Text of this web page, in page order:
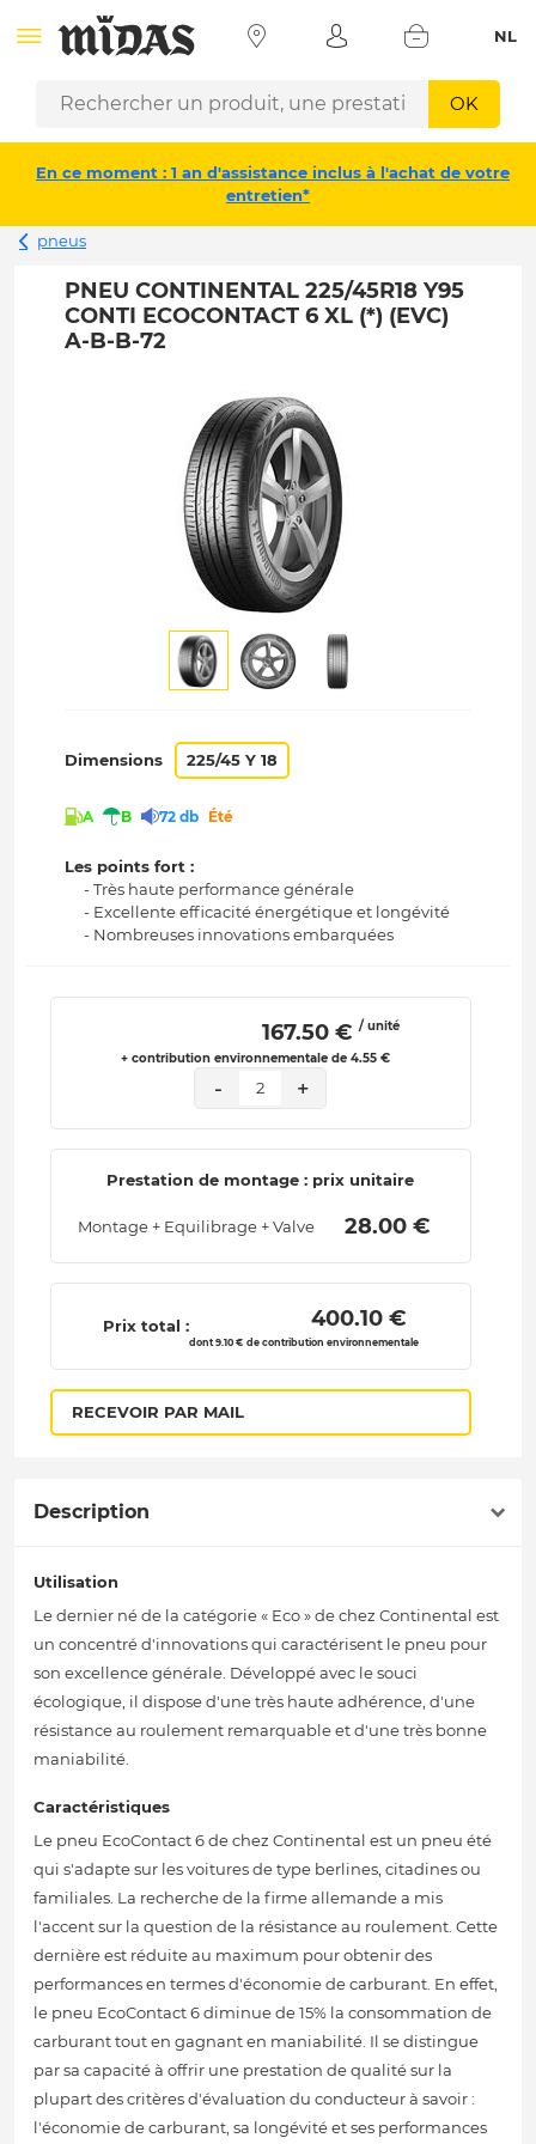
NL
OK
En ce moment : 1 an d'assistance inclus à l'achat de votre
entretien*
pneus
PNEU CONTINENTAL 225/45R18 Y95
CONTI ECOCONTACT 6 XL (*) (EVC)
A-B-B-72
Dimensions 225/45 Y 18
A B 72 db Été
Les points fort :
- Très haute performance générale
- Excellente efficacité énergétique et longévité
- Nombreuses innovations embarquées
167.50 € / unité
+ contribution environnementale de 4.55 €
- 2 +
Prestation de montage : prix unitaire
Montage + Equilibrage + Valve 28.00 €
Prix total : 400.10 €
dont 9.10 € de contribution environnementale
RECEVOIR PAR MAIL
Description
Utilisation
Le dernier né de la catégorie « Eco » de chez Continental est
un concentré d'innovations qui caractérisent le pneu pour
son excellence générale. Développé avec le souci
écologique, il dispose d'une très haute adhérence, d'une
résistance au roulement remarquable et d'une très bonne
maniabilité.
Caractéristiques
Le pneu EcoContact 6 de chez Continental est un pneu été
qui s'adapte sur les voitures de type berlines, citadines ou
familiales. La recherche de la firme allemande a mis
l'accent sur la question de la résistance au roulement. Cette
dernière est réduite au maximum pour obtenir des
performances en termes d'économie de carburant. En effet,
le pneu EcoContact 6 diminue de 15% la consommation de
carburant tout en gagnant en maniabilité. Il se distingue
par sa capacité à offrir une prestation de qualité sur la
plupart des critères d'évaluation du conducteur à savoir :
l'économie de carburant, sa longévité et ses performances